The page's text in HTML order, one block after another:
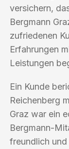
versichern,
Bergmann
zufriedenen
Erfahrungen
Leistungen
Ein Kunde
Reichenberg
Graz war ein
Bergmann-
freundlich